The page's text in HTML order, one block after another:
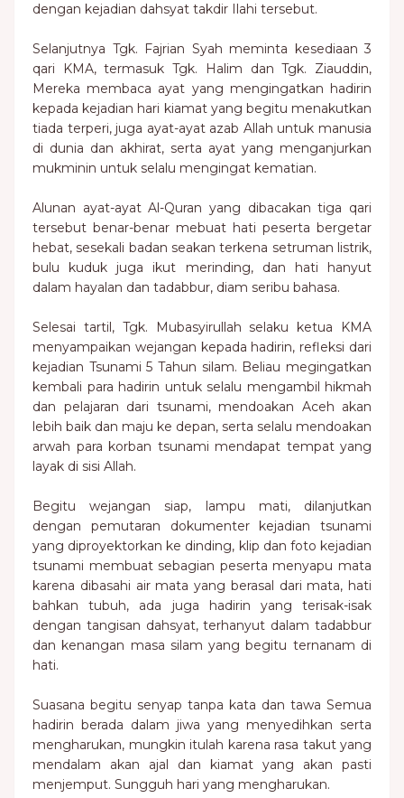
dengan kejadian dahsyat takdir Ilahi tersebut.
Selanjutnya Tgk. Fajrian Syah meminta kesediaan 3
qari KMA, termasuk Tgk. Halim dan Tgk. Ziauddin,
Mereka membaca ayat yang mengingatkan hadirin
kepada kejadian hari kiamat yang begitu menakutkan
tiada terperi, juga ayat-ayat azab Allah untuk manusia
di dunia dan akhirat, serta ayat yang menganjurkan
mukminin untuk selalu mengingat kematian.
Alunan ayat-ayat Al-Quran yang dibacakan tiga qari
tersebut benar-benar mebuat hati peserta bergetar
hebat, sesekali badan seakan terkena setruman listrik,
bulu kuduk juga ikut merinding, dan hati hanyut
dalam hayalan dan tadabbur, diam seribu bahasa.
Selesai tartil, Tgk. Mubasyirullah selaku ketua KMA
menyampaikan wejangan kepada hadirin, refleksi dari
kejadian Tsunami 5 Tahun silam. Beliau megingatkan
kembali para hadirin untuk selalu mengambil hikmah
dan pelajaran dari tsunami, mendoakan Aceh akan
lebih baik dan maju ke depan, serta selalu mendoakan
arwah para korban tsunami mendapat tempat yang
layak di sisi Allah.
Begitu wejangan siap, lampu mati, dilanjutkan
dengan pemutaran dokumenter kejadian tsunami
yang diproyektorkan ke dinding, klip dan foto kejadian
tsunami membuat sebagian peserta menyapu mata
karena dibasahi air mata yang berasal dari mata, hati
bahkan tubuh, ada juga hadirin yang terisak-isak
dengan tangisan dahsyat, terhanyut dalam tadabbur
dan kenangan masa silam yang begitu ternanam di
hati.
Suasana begitu senyap tanpa kata dan tawa Semua
hadirin berada dalam jiwa yang menyedihkan serta
mengharukan, mungkin itulah karena rasa takut yang
mendalam akan ajal dan kiamat yang akan pasti
menjemput. Sungguh hari yang mengharukan.